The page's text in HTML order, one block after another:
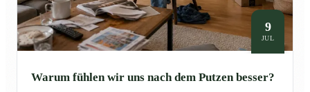
9
JUL
Warum fühlen wir uns nach dem Putzen besser?